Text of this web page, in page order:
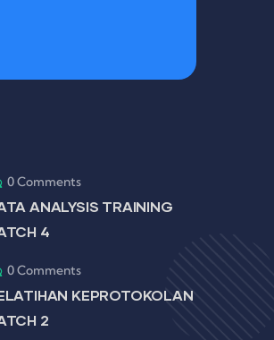
0 Comments
ANALYSIS TRAINING
4
0 Comments
KEPROTOKOLAN
2